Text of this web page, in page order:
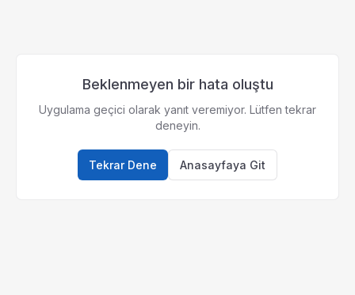
Beklenmeyen bir hata oluştu
Uygulama geçici olarak yanıt veremiyor. Lütfen tekrar
deneyin.
Tekrar Dene Anasayfaya Git